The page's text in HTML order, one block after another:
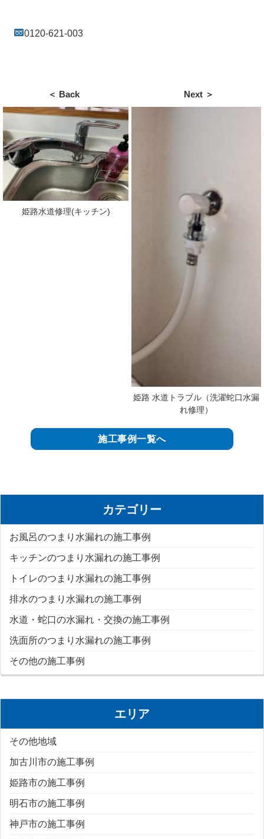
0120-621-003
＜ Back
姫路水道修理(キッチン)
Next ＞
姫路 水道トラブル（洗濯蛇口水漏
れ修理）
施工事例一覧へ
カテゴリー
お風呂のつまり水漏れの施工事例
キッチンのつまり水漏れの施工事例
トイレのつまり水漏れの施工事例
排水のつまり水漏れの施工事例
水道・蛇口の水漏れ・交換の施工事例
洗面所のつまり水漏れの施工事例
その他の施工事例
エリア
その他地域
加古川市の施工事例
姫路市の施工事例
明石市の施工事例
神戸市の施工事例